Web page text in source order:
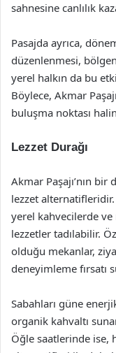
sahnesine canlılık
Pasajda ayrıca,
düzenlenmesi,
yerel halkın da bu
Böylece, Akmar
buluşma noktası
Lezzet Durağı
Akmar Paşajı’nın
lezzet
yerel kahvecilerde
lezzetler tadılabilir.
olduğu mekanlar,
deneyimleme fırsatı
Sabahları güne
organik kahvaltı
Öğle saatlerinde ise,